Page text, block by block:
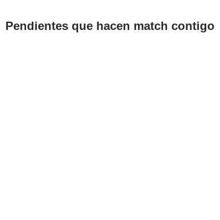
Pendientes que hacen match contigo